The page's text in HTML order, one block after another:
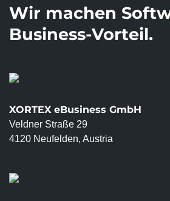
Wir machen
Business-Vorteil.
XORTEX eBusiness GmbH
Veldner Straße 29
4120 Neufelden, Austria